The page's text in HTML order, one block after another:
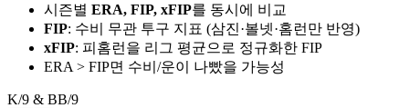
시즌별 ERA, FIP, xFIP를 동시에 비교
FIP: 수비 무관 투구 지표 (삼진·볼넷·홈런만 반영)
xFIP: 피홈런을 리그 평균으로 정규화한 FIP
ERA > FIP면 수비/운이 나빴을 가능성
K/9 & BB/9